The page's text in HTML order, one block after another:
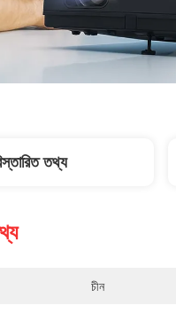
তথ্য
চীন